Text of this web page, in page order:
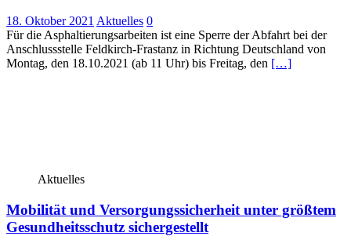
18. Oktober 2021 Aktuelles 0
Für die Asphaltierungsarbeiten ist eine Sperre der Abfahrt bei der
Anschlussstelle Feldkirch-Frastanz in Richtung Deutschland von
Montag, den 18.10.2021 (ab 11 Uhr) bis Freitag, den […]
Aktuelles
Mobilität und Versorgungssicherheit unter größtem
Gesundheitsschutz sichergestellt